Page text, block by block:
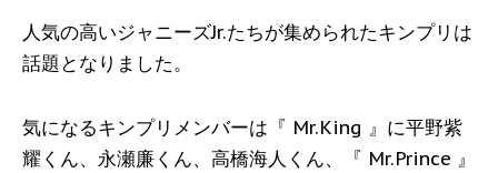
人気の高いジャニーズJr.たちが集められたキンプリは
話題となりました。
気になるキンプリメンバーは『 Mr.King 』に平野紫
耀くん、永瀬廉くん、高橋海人くん、『 Mr.Prince 』